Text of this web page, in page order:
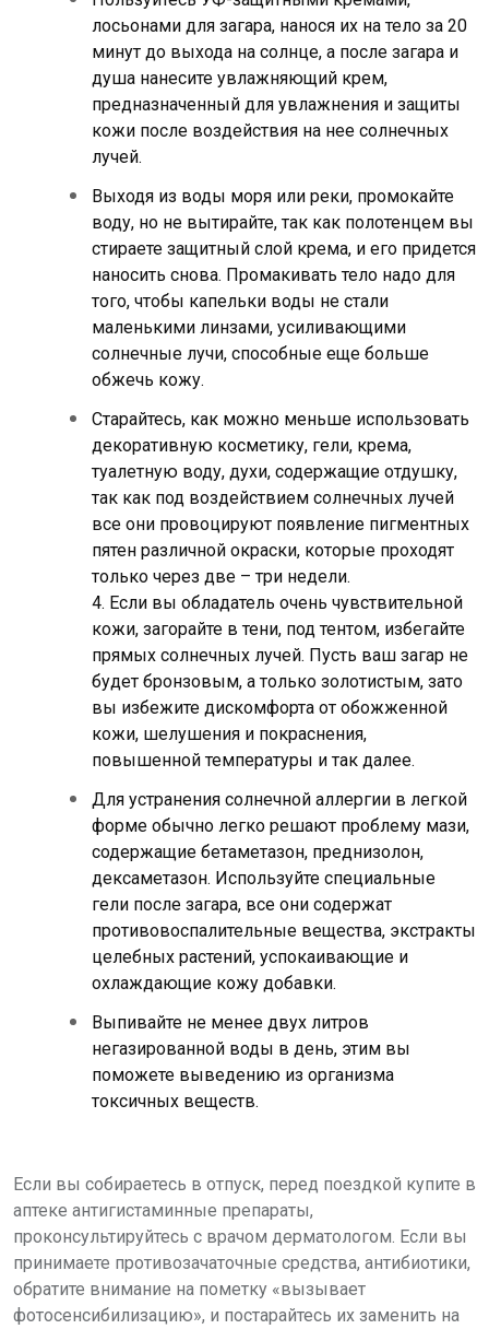
лосьонами для загара, нанося их на тело за 20
минут до выхода на солнце, а после загара и
душа нанесите увлажняющий крем,
предназначенный для увлажнения и защиты
кожи после воздействия на нее солнечных
лучей.
Выходя из воды моря или реки, промокайте
воду, но не вытирайте, так как полотенцем вы
стираете защитный слой крема, и его придется
наносить снова. Промакивать тело надо для
того, чтобы капельки воды не стали
маленькими линзами, усиливающими
солнечные лучи, способные еще больше
обжечь кожу.
Старайтесь, как можно меньше использовать
декоративную косметику, гели, крема,
туалетную воду, духи, содержащие отдушку,
так как под воздействием солнечных лучей
все они провоцируют появление пигментных
пятен различной окраски, которые проходят
только через две – три недели.
4. Если вы обладатель очень чувствительной
кожи, загорайте в тени, под тентом, избегайте
прямых солнечных лучей. Пусть ваш загар не
будет бронзовым, а только золотистым, зато
вы избежите дискомфорта от обожженной
кожи, шелушения и покраснения,
повышенной температуры и так далее.
Для устранения солнечной аллергии в легкой
форме обычно легко решают проблему мази,
содержащие бетаметазон, преднизолон,
дексаметазон. Используйте специальные
гели после загара, все они содержат
противовоспалительные вещества, экстракты
целебных растений, успокаивающие и
охлаждающие кожу добавки.
Выпивайте не менее двух литров
негазированной воды в день, этим вы
поможете выведению из организма
токсичных веществ.
Если вы собираетесь в отпуск, перед поездкой купите в
аптеке антигистаминные препараты,
проконсультируйтесь с врачом дерматологом. Если вы
принимаете противозачаточные средства, антибиотики,
обратите внимание на пометку «вызывает
фотосенсибилизацию», и постарайтесь их заменить на